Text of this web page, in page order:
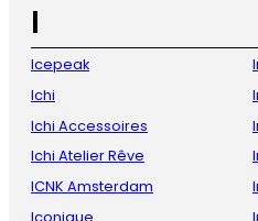
I
Icepeak
Ichi
Ichi Accessoires
Ichi Atelier Rêve
ICNK Amsterdam
Iconique